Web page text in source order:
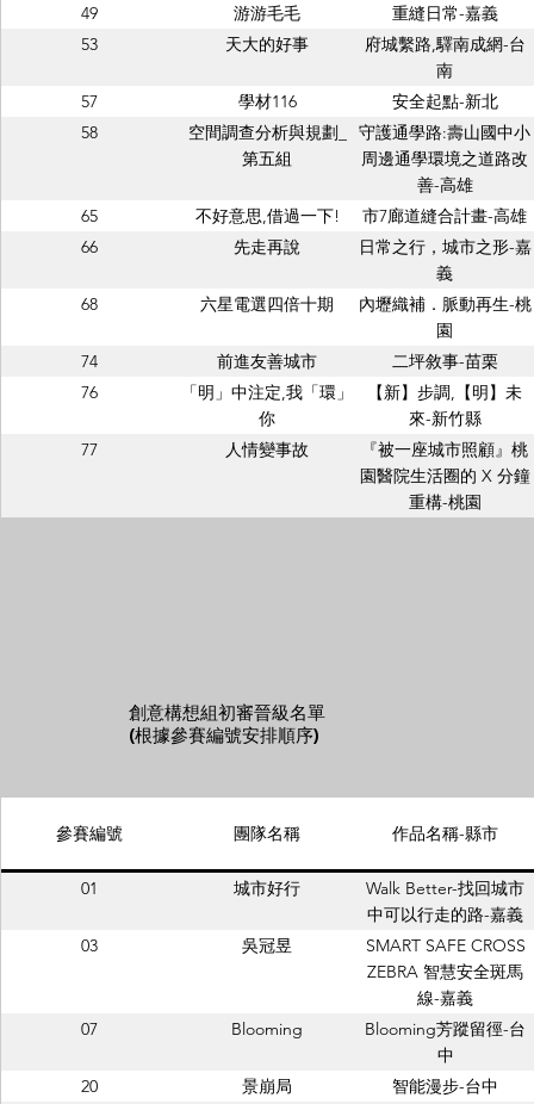
49
游游毛毛
重縫日常-嘉義
53
天大的好事
府城繫路,驛南成網-台
南
57
學材116
安全起點-新北
58
空間調查分析與規劃_
第五組
守護通學路:壽山國中小
周邊通學環境之道路改
善-高雄
65
不好意思,借過一下!
市7廊道縫合計畫-高雄
66
先走再說
日常之行，城市之形-嘉
義
68
六星電選四倍十期
內壢織補．脈動再生-桃
園
74
前進友善城市
二坪敘事-苗栗
76
「明」中注定,我「環」
你
【新】步調,【明】未
來-新竹縣
77
人情變事故
『被一座城市照顧』桃
園醫院生活圈的 X 分鐘
重構-桃園
創意構想組初審晉級名單
(根據參賽編號安排順序)
參賽編號 團隊名稱 作品名稱-縣市
01 城市好行
Walk Better-找回城市
中可以行走的路-嘉義
03
吳冠昱
SMART SAFE CROSS
ZEBRA 智慧安全斑馬
線-嘉義
07
Blooming
Blooming芳蹤留徑-台
中
20
景崩局
智能漫步-台中